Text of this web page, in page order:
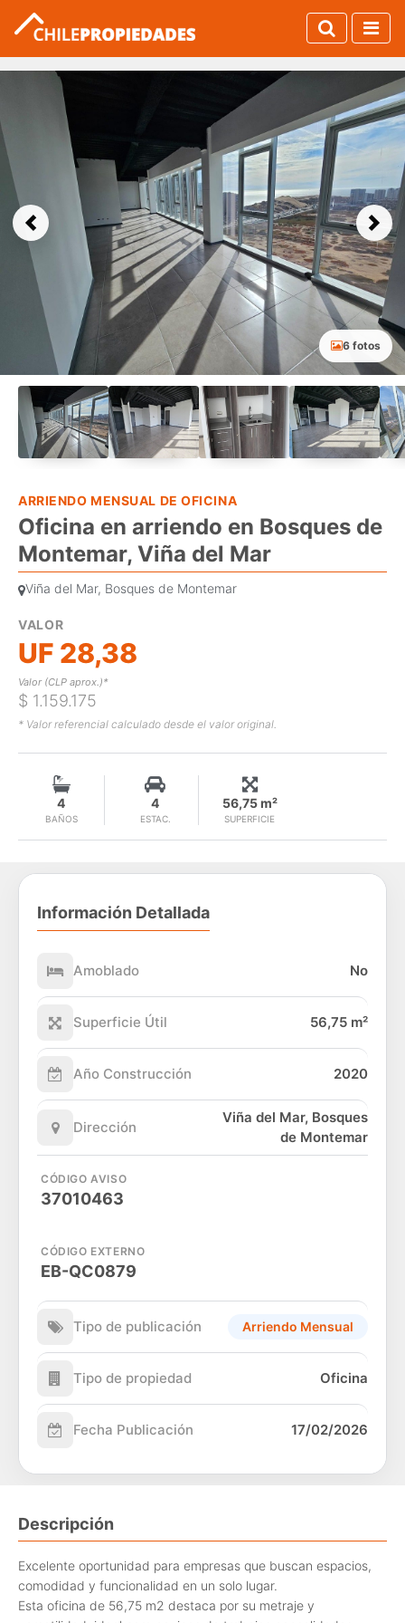
Previous Next
6 fotos
ARRIENDO MENSUAL DE OFICINA
Oficina en arriendo en Bosques de
Montemar, Viña del Mar
Viña del Mar, Bosques de Montemar
VALOR
UF 28,38
Valor (CLP aprox.)*
$ 1.159.175
* Valor referencial calculado desde el valor original.
BAÑOS
4
ESTAC.
4
SUPERFICIE
56,75 m²
Información Detallada
Amoblado No
Superficie Útil 56,75 m²
Año Construcción 2020
Dirección
Viña del Mar, Bosques
de Montemar
CÓDIGO AVISO
37010463
CÓDIGO EXTERNO
EB-QC0879
Tipo de publicación Arriendo Mensual
Tipo de propiedad Oficina
Fecha Publicación 17/02/2026
Descripción
Excelente oportunidad para empresas que buscan espacios,
comodidad y funcionalidad en un solo lugar.
Esta oficina de 56,75 m2 destaca por su metraje y